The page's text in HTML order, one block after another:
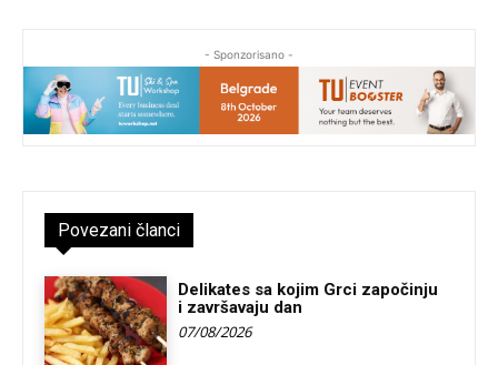
- Sponzorisano -
Povezani članci
Delikates sa kojim Grci započinju
i završavaju dan
07/08/2026